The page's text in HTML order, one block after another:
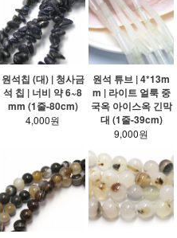
원석칩 (대) | 청사금
석 칩 | 너비 약 6~8
mm (1줄-80cm)
4,000원
원석 튜브 | 4*13m
m | 라이트 얼룩 중
국옥 아이스옥 긴막
대 (1줄-39cm)
9,000원